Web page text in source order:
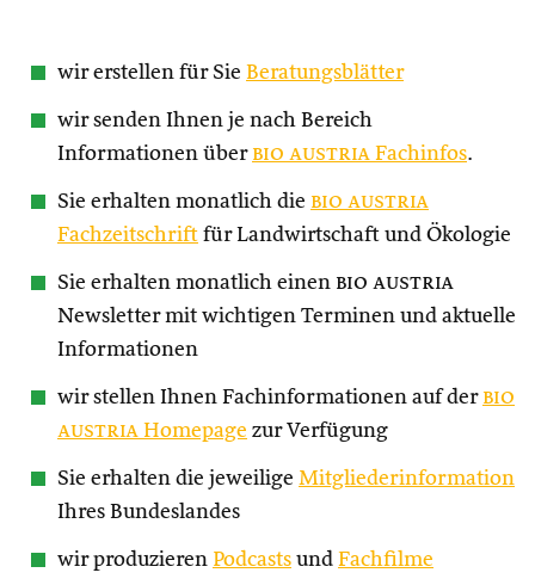
wir erstellen für Sie Beratungsblätter
wir senden Ihnen je nach Bereich
Informationen über bio austria Fachinfos.
Sie erhalten monatlich die bio austria
Fachzeitschrift für Landwirtschaft und Ökologie
Sie erhalten monatlich einen bio austria
Newsletter mit wichtigen Terminen und aktuelle
Informationen
wir stellen Ihnen Fachinformationen auf der bio
austria Homepage zur Verfügung
Sie erhalten die jeweilige Mitgliederinformation
Ihres Bundeslandes
wir produzieren Podcasts und Fachfilme